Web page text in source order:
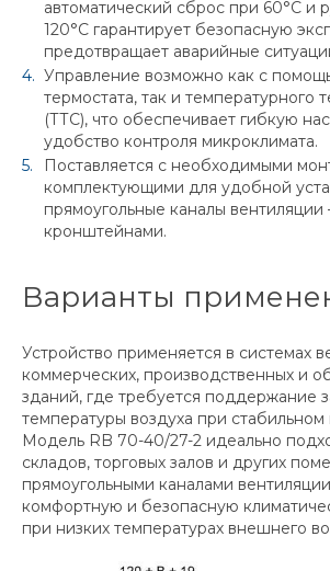
автоматический сброс при 60°C и
120°C гарантирует безопасную
предотвращает аварийные
Управление возможно как с
термостата, так и температурного
(ТТС), что обеспечивает гибкую
удобство контроля микроклимата.
Поставляется с необходимыми
комплектующими для удобной
прямоугольные каналы
кронштейнами.
Варианты
Устройство применяется в системах
коммерческих, производственных и
зданий, где требуется поддержание
температуры воздуха при
Модель RB 70-40/27-2 идеально
складов, торговых залов и других
прямоугольными каналами
комфортную и безопасную
при низких температурах внешнего